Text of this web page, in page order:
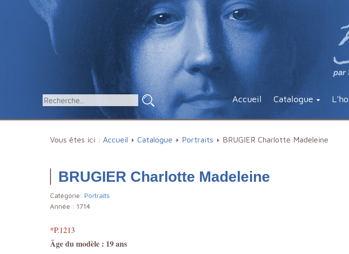
Accueil Catalogue
Vous êtes ici : Accueil Catalogue Portraits BRUGIER Charlotte Madeleine
BRUGIER Charlotte Madeleine
Catégorie: Portraits
Année : 1714
*P.1213
Âge du modèle : 19 ans